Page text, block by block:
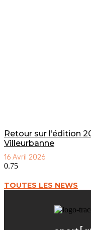
Retour sur l’édition
Villeurbanne
16 Avril 2026
TOUTES LES NEWS